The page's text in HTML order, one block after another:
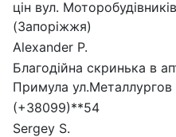
цін вул.
(Запоріжжя)
Alexander P.
Благодійна скринька в
Примула
(+38099)**54
Sergey S.